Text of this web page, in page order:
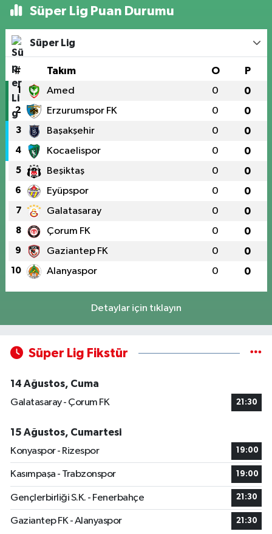
Süper Lig Puan Durumu
Süper Lig
# Takım O P
1 Amed 0 0
2 Erzurumspor FK 0 0
3 Başakşehir 0 0
4 Kocaelispor 0 0
5 Beşiktaş 0 0
6 Eyüpspor 0 0
7 Galatasaray 0 0
8 Çorum FK 0 0
9 Gaziantep FK 0 0
10 Alanyaspor 0 0
Detaylar için tıklayın
Süper Lig Fikstür
14 Ağustos, Cuma
Galatasaray - Çorum FK
21:30
15 Ağustos, Cumartesi
Konyaspor - Rizespor
19:00
Kasımpaşa - Trabzonspor 19:00
Gençlerbirliği S.K. - Fenerbahçe 21:30
Gaziantep FK - Alanyaspor 21:30